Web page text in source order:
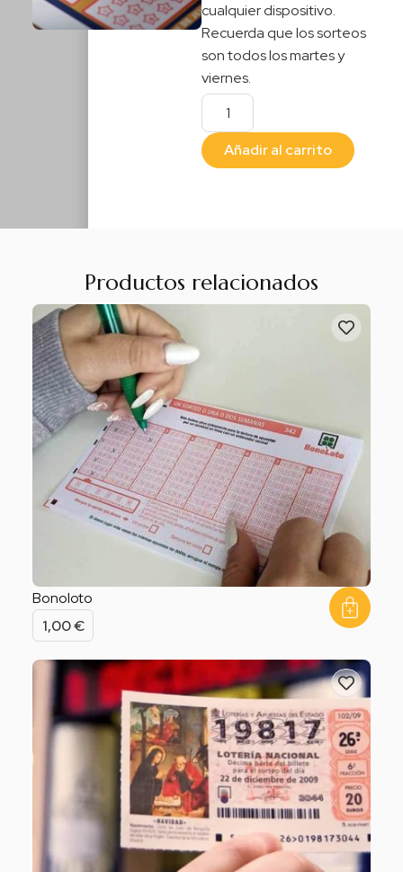
cualquier dispositivo.
Recuerda que los sorteos
son todos los martes y
viernes.
Añadir al carrito
Productos relacionados
Bonoloto
1,00€